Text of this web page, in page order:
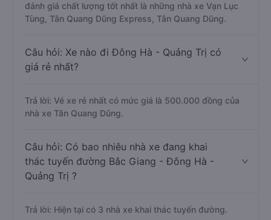
đánh giá chất lượng tốt nhất là những nhà xe Vạn Lục
Tùng, Tân Quang Dũng Express, Tân Quang Dũng.
Câu hỏi: Xe nào đi Đông Hà - Quảng Trị có
giá rẻ nhất?
Trả lời: Vé xe rẻ nhất có mức giá là 500.000 đồng của
nhà xe Tân Quang Dũng.
Câu hỏi: Có bao nhiêu nhà xe đang khai
thác tuyến đường Bắc Giang - Đông Hà -
Quảng Trị ?
Trả lời: Hiện tại có 3 nhà xe khai thác tuyến đường.